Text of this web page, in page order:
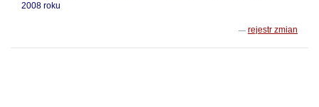
2008 roku
rejestr zmian